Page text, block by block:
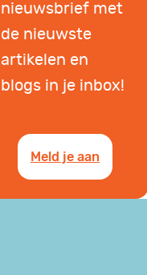
nieuwsbrief met
de nieuwste
artikelen en
blogs in je inbox!
Meld je aan